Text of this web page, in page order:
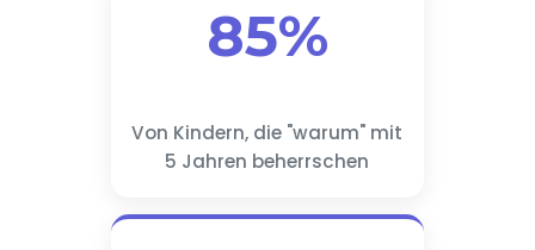
85%
Von Kindern, die "warum" mit
5 Jahren beherrschen